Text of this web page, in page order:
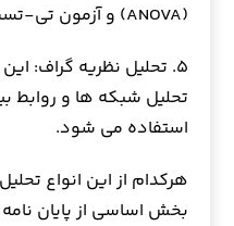
(ANOVA) و آزمون تی-تست.
۵. تحلیل نظریه گراف:
تحلیل شبکه ها و روابط
استفاده می شود.
هرکدام از این انواع
بخش اساسی از پایان